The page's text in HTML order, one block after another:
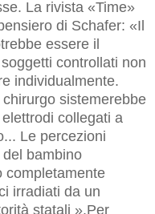
La rivista «Time»
di Schafer: «Il
essere il
controllati non
individualmente.
sistemerebbe
collegati a
Le percezioni
del bambino
completamente
irradiati da un
statali ».Per